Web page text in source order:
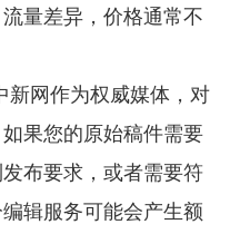
量差异，价格通常不
新网作为权威媒体，对
果您的原始稿件需要
布要求，或者需要符
辑服务可能会产生额